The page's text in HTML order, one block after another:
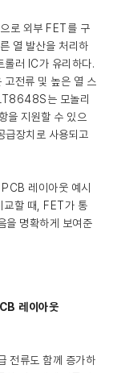
로 외부 FET를 구
열 발산을 처리하
롤러 IC가 유리하다.
전류 및 높은 열 스
는 모놀리
을 지원할 수 있으
장치로 사용되고
레이아웃 예시
교할 때, FET가 통
을 명확하게 보여준
레이아웃
전류도 함께 증가하